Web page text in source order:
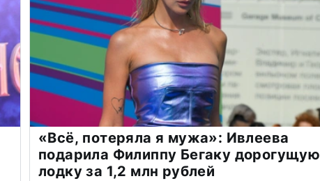
«Всё, потеряла я мужа»: Ивлеева
подарила Филиппу Бегаку дорогущую
лодку за 1,2 млн рублей